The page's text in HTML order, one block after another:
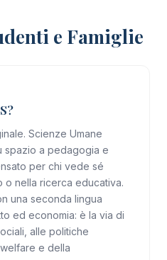
e Famiglie
Scienze Umane
spazio a pedagogia e
per chi vede sé
o nella ricerca educativa.
una seconda lingua
ed economia: è la via di
alle politiche
e della